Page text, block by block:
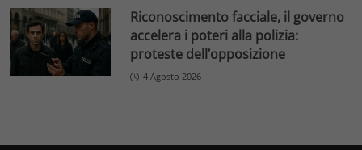
Riconoscimento facciale, il governo
accelera i poteri alla polizia:
proteste dell’opposizione
4 Agosto 2026